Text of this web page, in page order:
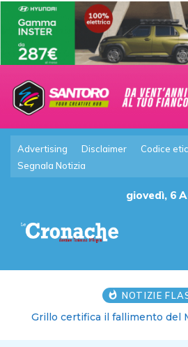
Advertising Disclaimer Codice
Segnala Notizia
giovedì, 6
NOTIZIE
Grillo certifica il fallimento del